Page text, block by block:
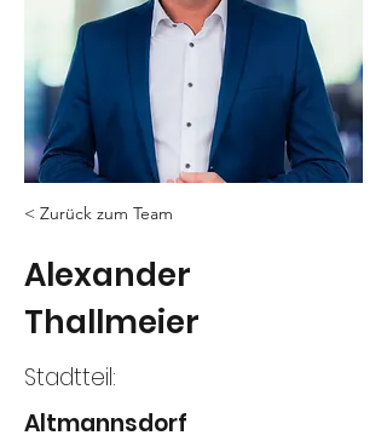
< Zurück zum Team
Alexander
Thallmeier
Stadtteil:
Altmannsdorf